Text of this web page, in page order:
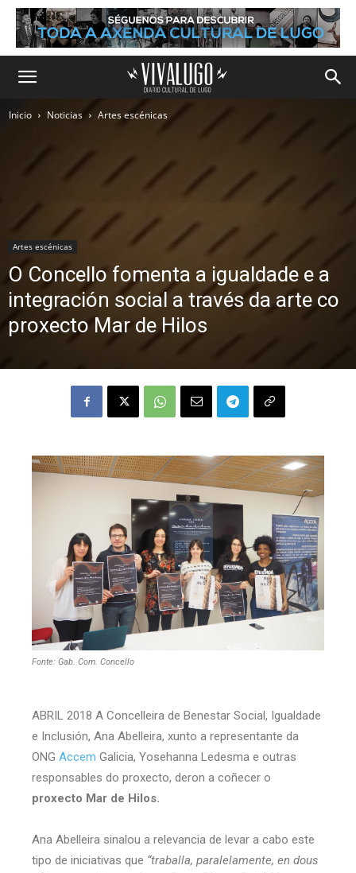
Inicio Noticias Artes escénicas
Artes escénicas
O Concello fomenta a igualdade e a
integración social a través da arte co
proxecto Mar de Hilos
Fonte: Gab. Com. Concello
ABRIL 2018 A Concelleira de Benestar Social, Igualdade
e Inclusión, Ana Abelleira, xunto a representante da
ONG Accem Galicia, Yosehanna Ledesma e outras
responsables do proxecto, deron a coñecer o
proxecto Mar de Hilos.
Ana Abelleira sinalou a relevancia de levar a cabo este
tipo de iniciativas que “traballa, paralelamente, en dous